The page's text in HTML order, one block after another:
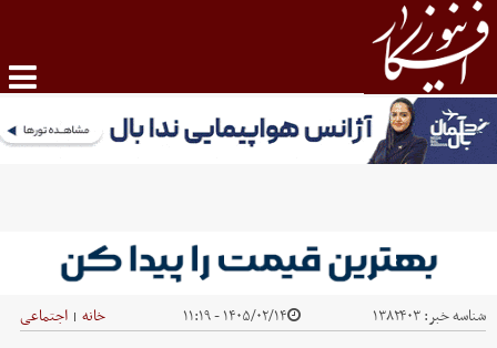
شناسه خبر:۱۳۸۲۴۰۳ ۱۴۰۵/۰۲/۱۴ - ۱۱:۱۹ خانه | اجتماعی